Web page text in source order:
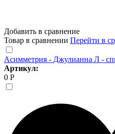
Добавить в сравнение
Товар в сравнении Перейти в
Асимметрия - Джулианна Л -
Артикул:
0 Р